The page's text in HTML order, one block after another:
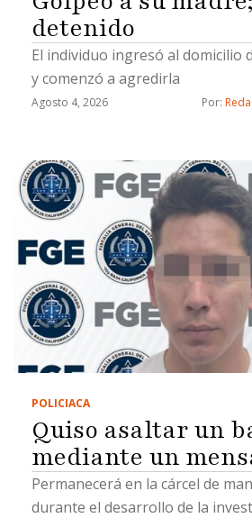
detenido
El individuo ingresó al domicilio
y comenzó a agredirla
Agosto 4, 2026 Por:
POLICIACA
Quiso asaltar un
mediante un
Permanecerá en la cárcel de
durante el desarrollo de la